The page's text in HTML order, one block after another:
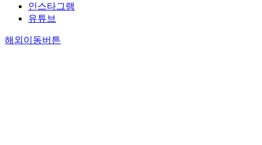
인스타그램
유튜브
해외이동버튼